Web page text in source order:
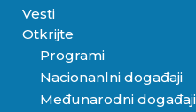
Vesti
Otkrijte
Programi
Nacionanlni događaji
Međunarodni događaji